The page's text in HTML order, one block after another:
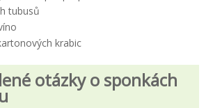
tubusů
krabic
otázky o sponkách